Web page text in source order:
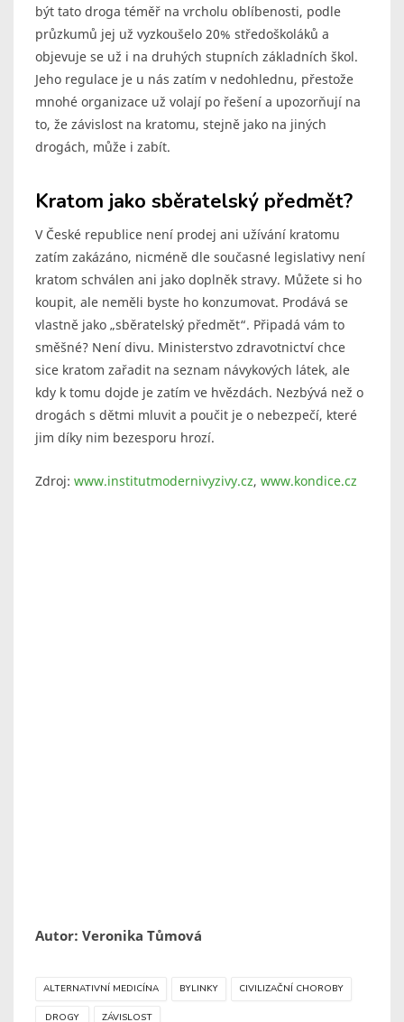
být tato droga téměř na vrcholu oblíbenosti, podle
průzkumů jej už vyzkoušelo 20% středoškoláků a
objevuje se už i na druhých stupních základních škol.
Jeho regulace je u nás zatím v nedohlednu, přestože
mnohé organizace už volají po řešení a upozorňují na
to, že závislost na kratomu, stejně jako na jiných
drogách, může i zabít.
Kratom jako sběratelský předmět?
V České republice není prodej ani užívání kratomu
zatím zakázáno, nicméně dle současné legislativy není
kratom schválen ani jako doplněk stravy. Můžete si ho
koupit, ale neměli byste ho konzumovat. Prodává se
vlastně jako „sběratelský předmět“. Připadá vám to
směšné? Není divu. Ministerstvo zdravotnictví chce
sice kratom zařadit na seznam návykových látek, ale
kdy k tomu dojde je zatím ve hvězdách. Nezbývá než o
drogách s dětmi mluvit a poučit je o nebezpečí, které
jim díky nim bezesporu hrozí.
Zdroj: www.institutmodernivyzivy.cz, www.kondice.cz
Autor: Veronika Tůmová
ALTERNATIVNÍ MEDICÍNA BYLINKY CIVILIZAČNÍ CHOROBY
DROGY ZÁVISLOST